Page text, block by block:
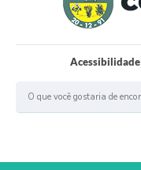
Acessibilidade